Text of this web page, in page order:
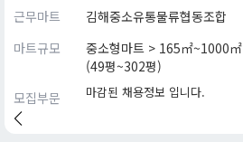
근무마트
김해중소유통물류협동조합
마트규모
중소형마트 > 165㎡~1000㎡
(49평~302평)
모집부문
마감된 채용정보 입니다.